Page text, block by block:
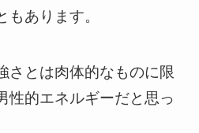
あります。
とは肉体的なものに限
性的エネルギーだと思っ